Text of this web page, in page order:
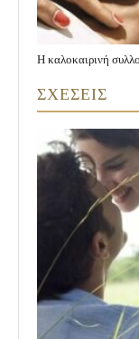
H καλοκαιρινή
ΣΧΕΣΕΙΣ